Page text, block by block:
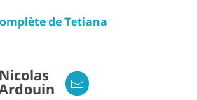
de Tetiana
Nicolas